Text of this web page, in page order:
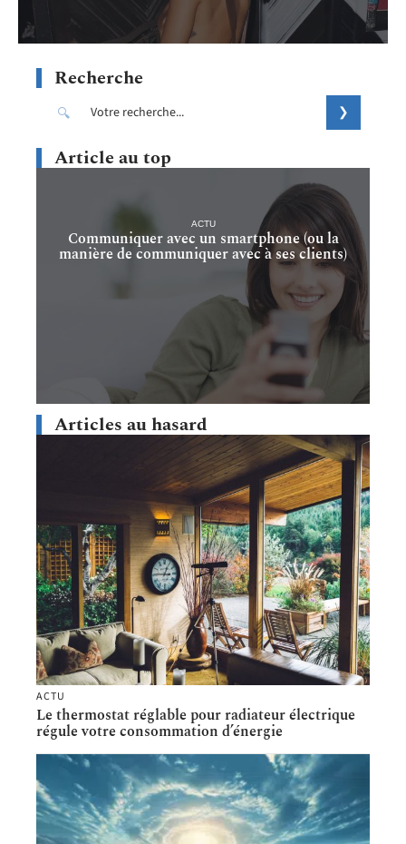
Recherche
Article au top
ACTU
Communiquer avec un smartphone (ou la
manière de communiquer avec à ses clients)
Articles au hasard
ACTU
Le thermostat réglable pour radiateur électrique
régule votre consommation d’énergie